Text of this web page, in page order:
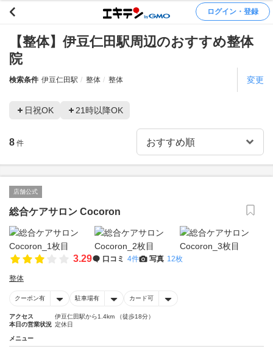
ログイン・登録
【整体】伊豆仁田駅周辺のおすすめ整体
院
検索条件 伊豆仁田駅 整体 整体 変更
日祝OK 21時以降OK
8 件
店舗公式
総合ケアサロン Cocoron
3.29 口コミ 4件 写真 12枚
整体
クーポン有 駐車場有 カード可
アクセス
伊豆仁田駅から1.4km （徒歩18分）
本日の営業状況 定休日
メニュー